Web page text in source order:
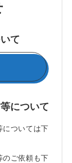
て
について
については下
のご依頼も下